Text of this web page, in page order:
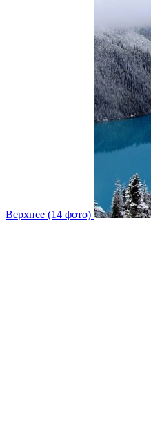
Верхнее (14 фото)